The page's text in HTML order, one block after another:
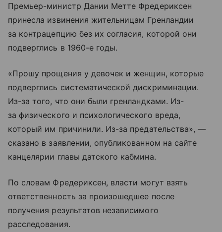
Премьер-министр Дании Метте Фредериксен
принесла извинения жительницам Гренландии
за контрацепцию без их согласия, которой они
подверглись в 1960-е годы.
«Прошу прощения у девочек и женщин, которые
подверглись систематической дискриминации.
Из-за того, что они были гренландками. Из-
за физического и психологического вреда,
который им причинили. Из-за предательства», —
сказано в заявлении, опубликованном на сайте
канцелярии главы датского кабмина.
По словам Фредериксен, власти могут взять
ответственность за произошедшее после
получения результатов независимого
расследования.